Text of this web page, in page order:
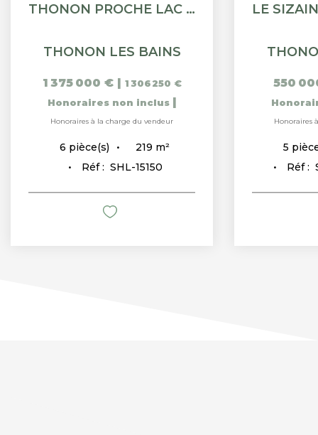
THONON PROCHE LAC - SUPERBE PROPRIÉTÉ AVEC PISCINE
THONON LES BAINS
1 375 000 € | 1 306 250 €
Honoraires non inclus |
Honoraires à la charge du vendeur
6 pièce(s) 219 m²
Réf : SHL-15150
550
Honoraires
5
Réf :